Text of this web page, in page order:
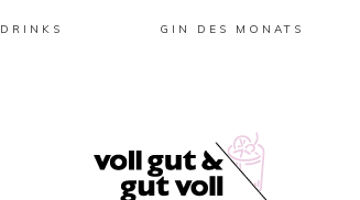
DRINKS GIN DES MONATS